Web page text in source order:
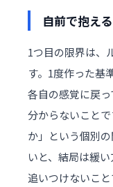
自前で抱え
1つ目の限界は、
す。1度作った基
各自の感覚に戻
分からないこと
か」という個別
いと、結局は緩
追いつけないこ